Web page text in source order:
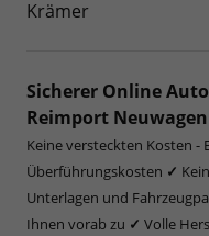
Krämer
Sicherer Online
Reimport Neuwagen
Keine versteckten Kosten -
Überführungskosten ✓
Unterlagen und
Ihnen vorab zu ✓ Volle